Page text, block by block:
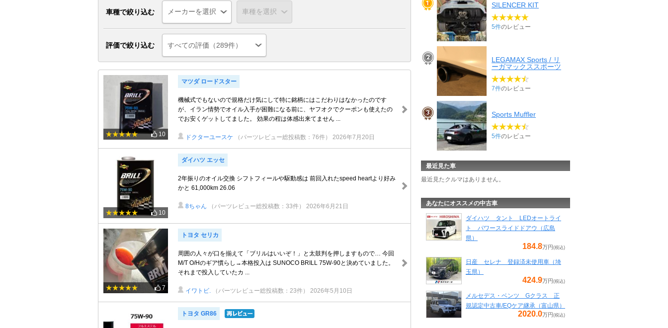
車種で絞り込む
評価で絞り込む すべての評価（289件）
10
マツダ ロードスター
機械式でもないので規格だけ気にして特に銘柄にはこだわりはなかったのです
が、イラン情勢でオイル入手が困難になる前に、ヤフオクでクーポンも使えたの
でお安くゲットしてました。 効果の程は体感出来てません ...
ドクターユースケ （パーツレビュー総投稿数：76件） 2026年7月20日
10
ダイハツ エッセ
2年振りのオイル交換 シフトフィールや駆動感は 前回入れたspeed heartより好み
かと 61,000km 26.06
8ちゃん （パーツレビュー総投稿数：33件） 2026年6月21日
7
トヨタ セリカ
周囲の人々が口を揃えて「ブリルはいいぞ！」と太鼓判を押しますもので… 今回
M/T O/Hのギア慣らし→本格投入は SUNOCO BRILL 75W-90と決めていました。
それまで投入していたカ ...
イワトビ. （パーツレビュー総投稿数：23件） 2026年5月10日
トヨタ GR86
SILENCER KIT
5件のレビュー
LEGAMAX Sports / リ
ーガマックススポーツ
7件のレビュー
Sports Muffler
5件のレビュー
最近見た車
最近見たクルマはありません。
あなたにオススメの中古車
ダイハツ タント LEDオートライ
ト パワースライドドアウ（広島
県）
184.8万円(税込)
日産 セレナ 登録済未使用車（埼
玉県）
424.9万円(税込)
メルセデス・ベンツ Gクラス 正
規認定中古車/EQケア継承（富山県）
2020.0万円(税込)